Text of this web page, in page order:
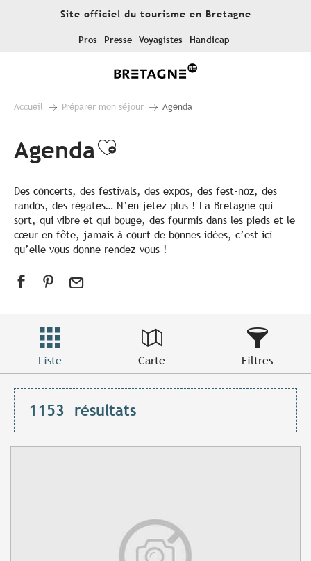
Site officiel du tourisme en Bretagne
Pros Presse Voyagistes Handicap
Accueil Préparer mon séjour Agenda
AgendaAjouter aux favoris
Des concerts, des festivals, des expos, des fest-noz, des
randos, des régates… N’en jetez plus ! La Bretagne qui
sort, qui vibre et qui bouge, des fourmis dans les pieds et le
cœur en fête, jamais à court de bonnes idées, c’est ici
qu’elle vous donne rendez-vous !
Liste Carte Filtres
1153 résultats